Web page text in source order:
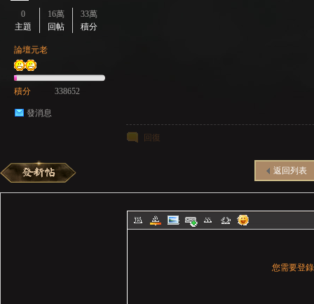
0
主題
16萬
回帖
33萬
積分
論壇元老
積分 338652
發消息
回復
返回列表
您需要登